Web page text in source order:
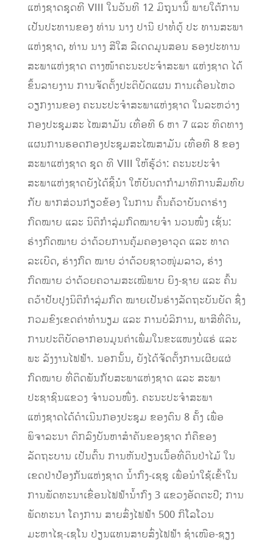
ແຫ່ງຊາດຊຸດທີ VIII ໃນວັນທີ 12 ມິຖຸນານີ້ ພາຍໃຕ້ການ
ເປັນປະທານຂອງ ທ່ານ ນາງ ປານີ ຢາທໍ່ຕູ້ ປະ ທານສະພາ
ແຫ່ງຊາດ, ທ່ານ ນາງ ສີໃສ ລືເດດມູນສອນ ຮອງປະທານ
ສະພາແຫ່ງຊາດ ຕາງໜ້າຄະນະປະຈໍາສະພາ ແຫ່ງຊາດ ໄດ້
ຂຶ້ນລາຍງານ ການຈັດຕັ້ງປະຕິບັດແຜນ ການເຄື່ອນໄຫວ
ວຽກງານຂອງ ຄະນະປະຈຳສະພາແຫ່ງຊາດ ໃນລະຫວ່າງ
ກອງປະຊຸມສະ ໄໝສາມັນ ເທື່ອທີ 6 ຫາ 7 ແລະ ທິດທາງ
ແຜນການຮອດກອງປະຊຸມສະໄໝສາມັນ ເທື່ອທີ 8 ຂອງ
ສະພາແຫ່ງຊາດ ຊຸດ ທີ VIII ໃຫ້ຮູ້ວ່າ: ຄະນະປະຈຳ
ສະພາແຫ່ງຊາດຍັງໄດ້ຊີ້ນຳ ໃຫ້ບັນດາກຳມາທິການສົມທົບ
ກັບ ພາກສ່ວນກ່ຽວຂ້ອງ ໃນການ ຄົ້ນຄ້ວາບັນດາຮ່າງ
ກົດໝາຍ ແລະ ນິຕິກຳລຸ່ມກົດໝາຍຈຳ ນວນໜຶ່ງ ເຊັ່ນ:
ຮ່າງກົດໝາຍ ວ່າດ້ວຍການຄຸ້ມຄອງອາວຸດ ແລະ ທາດ
ລະເບີດ, ຮ່າງກົດ ໝາຍ ວ່າດ້ວຍຊາວໜຸ່ມລາວ, ຮ່າງ
ກົດໝາຍ ວ່າດ້ວຍຄວາມສະເໝີພາບ ຍິງ-ຊາຍ ແລະ ຄົ້ນ
ຄວ້າປັບປຸງນິຕິກຳລຸ່ມກົດ ໝາຍເປັນຮ່າງລັດຖະບັນຍັດ ຊຶ່ງ
ກວມຂົງເຂດຄ່າທຳນຽມ ແລະ ການບໍລິການ, ພາສີທີ່ດິນ,
ການປະຕິບັດອາກອນມູນຄ່າເພີ່ມໃນຂະແໜງບໍ່ແຮ່ ແລະ
ພະ ລັງງານໄຟຟ້າ. ນອກນັ້ນ, ຍັງໄດ້ຈັດຕັ້ງການເຜີຍແຜ່
ກົດໝາຍ ທີ່ຕິດພັນກັບສະພາແຫ່ງຊາດ ແລະ ສະພາ
ປະຊາຊົນແຂວງ ຈຳນວນໜຶ່ງ. ຄະນະປະຈຳສະພາ
ແຫ່ງຊາດໄດ້ດຳເນີນກອງປະຊຸມ ຂອງຕົນ 8 ຄັ້ງ ເພື່ອ
ພິຈາລະນາ ຕົກລົງບັນຫາສຳຄັນຂອງຊາດ ກໍຄືຂອງ
ລັດຖະບານ ເປັນຕົ້ນ ການຫັນປ່ຽນເນື້ອທີ່ດິນປ່າໄມ້ ໃນ
ເຂດປ່າປ້ອງກັນແຫ່ງຊາດ ນ້ຳກົງ-ເຊຊູ ເພື່ອນຳໃຊ້ເຂົ້າໃນ
ການພັດທະນາເຂື່ອນໄຟຟ້ານ້ຳກົງ 3 ແຂວງອັດຕະປື; ການ
ພັດທະນາ ໂຄງການ ສາຍສົ່ງໄຟຟ້າ 500 ກິໂລໂວນ
ມະຫາໄຊ-ເຊໂນ ປ່ຽນແທນສາຍສົ່ງໄຟຟ້າ ຊຳເໜືອ-ຊຽງ